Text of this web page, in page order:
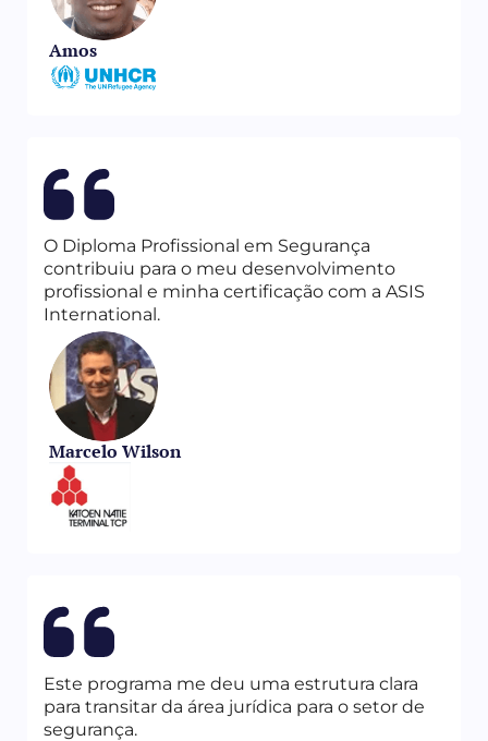
Amos
O Diploma Profissional em Segurança
contribuiu para o meu desenvolvimento
profissional e minha certificação com a ASIS
International.
Marcelo Wilson
Este programa me deu uma estrutura clara
para transitar da área jurídica para o setor de
segurança.